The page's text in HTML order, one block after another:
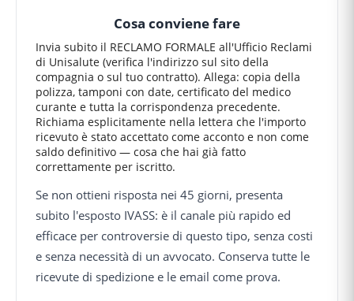
Cosa conviene fare
Invia subito il RECLAMO FORMALE all'Ufficio Reclami
di Unisalute (verifica l'indirizzo sul sito della
compagnia o sul tuo contratto). Allega: copia della
polizza, tamponi con date, certificato del medico
curante e tutta la corrispondenza precedente.
Richiama esplicitamente nella lettera che l'importo
ricevuto è stato accettato come acconto e non come
saldo definitivo — cosa che hai già fatto
correttamente per iscritto.
Se non ottieni risposta nei 45 giorni, presenta
subito l'esposto IVASS: è il canale più rapido ed
efficace per controversie di questo tipo, senza costi
e senza necessità di un avvocato. Conserva tutte le
ricevute di spedizione e le email come prova.